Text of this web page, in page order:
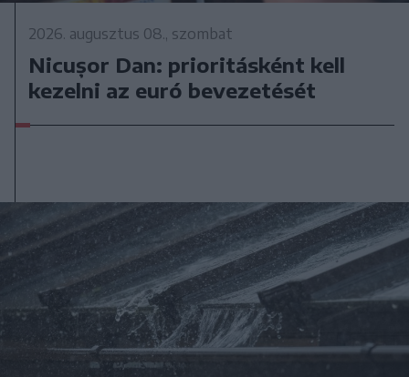
2026. augusztus 08., szombat
Nicușor Dan: prioritásként kell
kezelni az euró bevezetését